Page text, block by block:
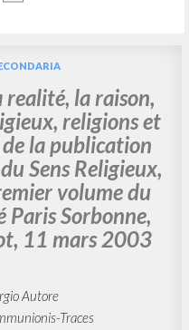
realité, la raison,
religions et
de la publication
Sens Religieux,
volume du
Paris Sorbonne,
11 mars 2003
Autore
Traces